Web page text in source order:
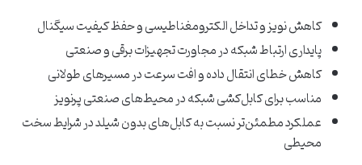
کاهش نویز و تداخل الکترومغناطیسی و حفظ کیفیت سیگنال
پایداری ارتباط شبکه در مجاورت تجهیزات برقی و صنعتی
کاهش خطای انتقال داده و افت سرعت در مسیرهای طولانی
مناسب برای کابل‌کشی شبکه در محیط‌های صنعتی پرنویز
عملکرد مطمئن‌تر نسبت به کابل‌های بدون شیلد در شرایط سخت
محیطی